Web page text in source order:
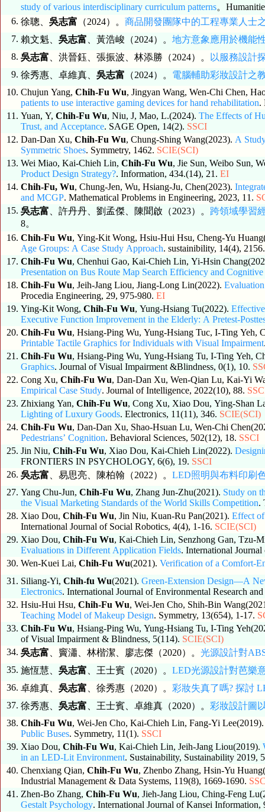
study of various interdisciplinary curriculum patterns。
6. 徐聰、吳志富 （2024）。商品開發團隊中的工程專業人士
7. 賴文魁、吳志富 、黃浩峻（2024）。地方意象應用於機能
8. 吳志富 、洪晉鈺、張振波、林添勝（2024）。
以服務設計
9. 徐秀惠、卓維真、吳志富 （2024）。 電腦輔助彩妝設計之
10. Chujun Yang,Chih-Fu Wu, Jingyan Wang, Wen-Chi Chen,
patients to use interactive gaming devices for hand rehabilitation.
11. Yuan, Y,Chih-Fu Wu, Niu, J, Mao, L.(2024).The Effects of
Trust, and Acceptance. SAGE Open, 14(2). SSCI
12. Dan-Dan Xu,Chih-Fu Wu, Chung-Shing Wang(2023). A
Symmetric Shoes. Symmetry, 1462. SCIE(SCI)
13. Wei Miao, Kai-Chieh Lin,Chih-Fu Wu, Jie Sun, Weibo Sun,
Product Design Strategy?. Information, 434.(14), 21.EI
14. Chih-Fu, Wu, Chung-Jen, Wu, Hsiang-Ju, Chen(2023).
and MCGP. Mathematical Problems in Engineering, 2023, 11.
15. 吳志富 、許丹丹、劉孟傑、陳聞啟（2023）。 跨領域學習
8。
16. Chih-Fu Wu, Ying-Kit Wong, Hsiu-Hui Hsu, Cheng-Yu
Age Groups: A Case Study Approach. sustainibility, 14(4),
17. Chih-Fu Wu, Chenhui Gao, Kai-Chieh Lin, Yi-Hsin
Presentation on Bus Route Map Search Efficiency and
18. Chih-Fu Wu, Jeih-Jang Liou, Jiang-Long Lin(2022).
Procedia Engineering, 29, 975-980.EI
19. Ying-Kit Wong,Chih-Fu Wu, Yung-Hsiang Tu(2022).
Executive Function Improvement in the Elderly: A Pretest-
20. Chih-Fu Wu, Hsiang-Ping Wu, Yung-Hsiang Tuc, I-Ting Yeh,
Printable Tactile Graphics for Individuals with Visual Impairment
21. Chih-Fu Wu, Hsiang-Ping Wu, Yung-Hsiang Tu, I-Ting Yeh,
Graphics. Journal of Visual Impairment &Blindness, 0(1), 10.
22. Cong Xu,Chih‐Fu Wu, Dan‐Dan Xu, Wen‐Qian Lu, Kai‐Yi
Empirical Case Study. Journal of Intelligence, 2022(10), 88.
23. Zhixiang Yan,Chih-Fu Wu, Cong Xu, Xiao Dou, Ying-Shan
Lighting of Luxury Goods. Electronics, 11(11), 346. SCIE(SCI)
24. Chih-Fu Wu, Dan-Dan Xu, Shao-Hsuan Lu, Wen-Chi
Pedestrians’ Cognition. Behavioral Sciences, 502(12), 18. SSCI
25. Jin Niu,Chih-Fu Wu, Xiao Dou, Kai-Chieh Lin(2022).
FRONTIERS IN PSYCHOLOGY, 6(6), 19. SSCI
26. 吳志富 、易思亮、陳柏翰（2022）。LED照明與布料印刷
27. Yang Chu-Jun,Chih-Fu Wu, Zhang Jun-Zhu(2021). Study on
the Visual Marketing Standards of the World Skills Competition.
28. Xiao Dou,Chih-Fu Wu , Jin Niu, Kuan-Ru Pan(2021).Effect
International Journal of Social Robotics, 4(4), 1-16. SCIE(SCI)
29. Xiao Dou,Chih-Fu Wu, Kai-Chieh Lin, Senzhong Gan, Tzu-
Evaluations in Different Application Fields. International
30. Wen-Kuei Lai,Chih-Fu Wu(2021).Verification of a Comfort-
31. Siliang-Yi,Chih-fu Wu(2021).Green-Extension Design—A
Electronics. International Journal of Environmental Research
32. Hsiu-Hui Hsu,Chih-Fu Wu, Wei-Jen Cho, Shih-Bin
Teaching Model of Makeup Design. Symmetry, 13(654), 1-17.
33. Chih-Fu Wu, Hsiang-Ping Wu, Yung-Hsiang Tu, I-Ting
of Visual Impairment & Blindness, 5(114). SCIE(SCI)
34. 吳志富 、竇瀟、林楷潔、廖志傑（2020）。光源設計對
35. 施恆慧、吳志富 、王士賓（2020）。LED光源設計對芭樂
36. 卓維真、吳志富 、徐秀惠（2020）。彩妝失真了嗎? 探討
37. 徐秀惠、吳志富 、王士賓、卓維真（2020）。彩妝設計圖
38. Chih-Fu Wu, Wei-Jen Cho, Kai-Chieh Lin, Fang-Yi
Public Buses. Symmetry, 11(1). SSCI
39. Xiao Dou,Chih-Fu Wu, Kai-Chieh Lin, Jeih-Jang Liou(2019).
in an LED-Lit Environment. Sustainability, Sustainability 2019,
40. Chenxiang Qian,Chih-Fu Wu, Zhenbo Zhang, Hsin-Yu
Industrial Management & Data Systems, 119(8), 1669-1690.
41. Zhen-Bo Zhang,Chih-Fu Wu, Jieh-Jang Liou, Ching-Feng
Gestalt Psychology. International Journal of Kansei Information,